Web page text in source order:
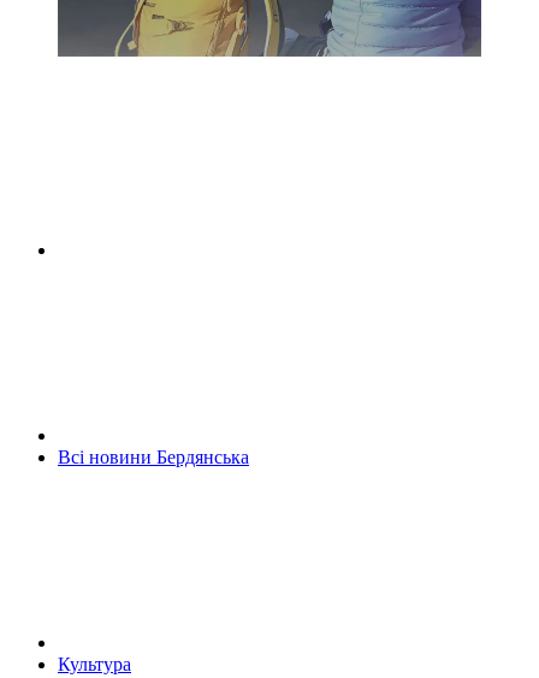
Всі новини Бердянська
Культура